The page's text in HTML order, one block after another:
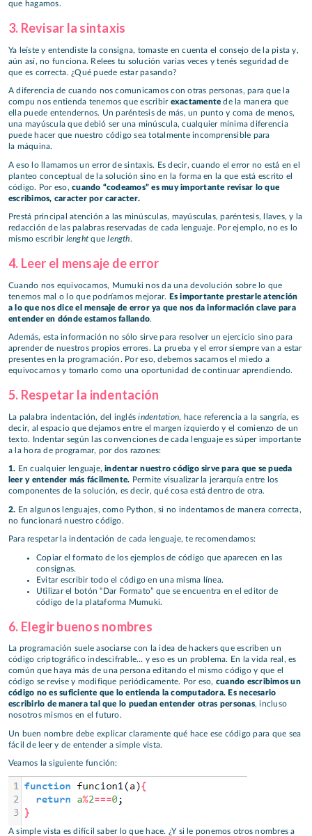
que hagamos.
3. Revisar la sintaxis
Ya leíste y entendiste la consigna, tomaste en cuenta el consejo de la pista y,
aún así, no funciona. Relees tu solución varias veces y tenés seguridad de
que es correcta. ¿Qué puede estar pasando?
A diferencia de cuando nos comunicamos con otras personas, para que la
compu nos entienda tenemos que escribir exactamentede la manera que
ella puede entendernos. Un paréntesis de más, un punto y coma de menos,
una mayúscula que debió ser una minúscula, cualquier mínima diferencia
puede hacer que nuestro código sea totalmente incomprensible para
la máquina.
A eso lo llamamos un error de sintaxis. Es decir, cuando el error no está en el
planteo conceptual de la solución sino en la forma en la que está escrito el
código. Por eso,cuando “codeamos” es muy importante revisar lo que
escribimos, caracter por caracter.
Prestá principal atención a las minúsculas, mayúsculas, paréntesis, llaves, y la
redacción de las palabras reservadas de cada lenguaje. Por ejemplo, no es lo
mismo escribir lenght quelength.
4. Leer el mensaje de error
Cuando nos equivocamos, Mumuki nos da una devolución sobre lo que
tenemos mal o lo que podríamos mejorar. Es importante prestarle atención
a lo que nos dice el mensaje de error ya que nos da información clave para
entender en dónde estamos fallando.
Además, esta información no sólo sirve para resolver un ejercicio sino para
aprender de nuestros propios errores. La prueba y el error siempre van a estar
presentes en la programación. Por eso, debemos sacarnos el miedo a
equivocarnos y tomarlo como una oportunidad de continuar aprendiendo.
5. Respetar la indentación
La palabra indentación, del inglésindentation, hace referencia a la sangría, es
decir, al espacio que dejamos entre el margen izquierdo y el comienzo de un
texto. Indentar según las convenciones de cada lenguaje es súper importante
a la hora de programar, por dos razones:
1. En cualquier lenguaje, indentar nuestro código sirve para que se pueda
leer y entender más fácilmente. Permite visualizar la jerarquía entre los
componentes de la solución, es decir, qué cosa está dentro de otra.
2. En algunos lenguajes, como Python, si no indentamos de manera correcta,
no funcionará nuestro código.
Para respetar la indentación de cada lenguaje, te recomendamos:
Copiar el formato de los ejemplos de código que aparecen en las
consignas.
Evitar escribir todo el código en una misma línea.
Utilizar el botón “Dar Formato” que se encuentra en el editor de
código de la plataforma Mumuki.
6. Elegir buenos nombres
La programación suele asociarse con la idea de hackers que escriben un
código criptográfico indescifrable… y eso es un problema. En la vida real, es
común que haya más de una persona editando el mismo código y que el
código se revise y modifique periódicamente. Por eso, cuando escribimos un
código no es suficiente que lo entienda la computadora. Es necesario
escribirlo de manera tal que lo puedan entender otras personas, incluso
nosotros mismos en el futuro.
Un buen nombre debe explicar claramente qué hace ese código para que sea
fácil de leer y de entender a simple vista.
Veamos la siguiente función:
A simple vista es difícil saber lo que hace. ¿Y si le ponemos otros nombres a